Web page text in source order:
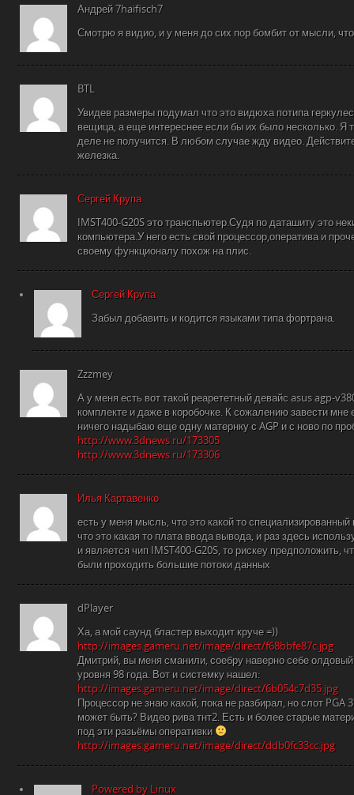
Андрей 7haifisch7
Смотрю я видио, и у меня до сих пор бомбит от мысли,
BTL
Увидев размеры подумал что это видюха потипа
вещица, а еще интереснее если бы их было несколько. Я
деле не получится. В любом случае жду видео.
железка.
Сергей Крупа
IMST400-G20S это транспьютер.Судя по даташиту это
компьютера.У него есть свой процессор,оператива и
своему функционалу похож на плис.
Сергей Крупа
Забыл добавить и кодится языками типа фортрана.
Zzzmey
А у меня есть вот такой реарететный девайс asus agp-
комплекте и даже в коробочке. К сожалению завести мне
ничего надыбаю еще одну матернку с AGP и с ново по
http://www.3dnews.ru/173305
http://www.3dnews.ru/173306
Илья Картавенко
есть у меня мысль, что это какой то
что это какая то плата ввода вывода, и раз здесь
и является чип IMST400-G20S, то рискеу предположить,
были проходить большие потоки данных
dPlayer
Ха, а мой саунд бластер выходит круче =))
http://images.gameru.net/image/direct/f68bbfe87c.jpg
Дмитрий, вы меня сманили, соебру наверно себе
уровня 98 года. Вот и системку нашел:
http://images.gameru.net/image/direct/6b054c7d35.jpg
Процессор не знаю какой, пока не разбирал, но слот PGA
может быть? Видео рива тнт2. Есть и более старые
под эти разьёмы оперативки
http://images.gameru.net/image/direct/ddb0fc33cc.jpg
Powered by Linux